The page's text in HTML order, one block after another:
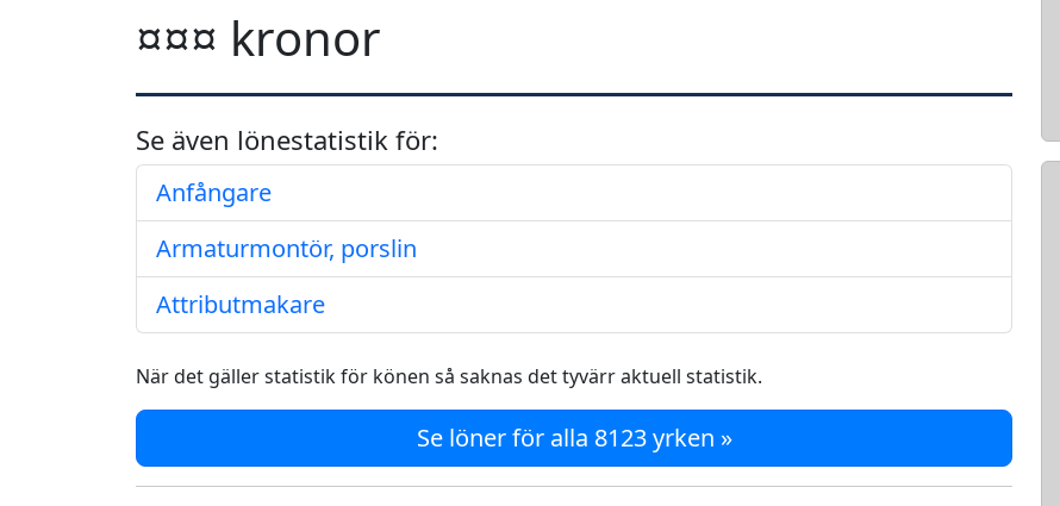
¤¤¤ kronor
Se även lönestatistik för:
Anfångare
Armaturmontör, porslin
Attributmakare
När det gäller statistik för könen så saknas det tyvärr aktuell statistik.
Se löner för alla 8123 yrken »